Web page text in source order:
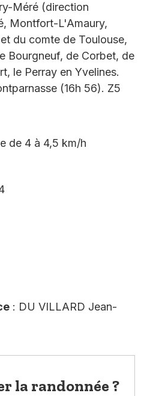
Méré (direction
Montfort-L'Amaury,
du comte de Toulouse,
Bourgneuf, de Corbet, de
le Perray en Yvelines.
(16h 56). Z5
de 4 à 4,5 km/h
: DU VILLARD Jean-
la randonnée ?